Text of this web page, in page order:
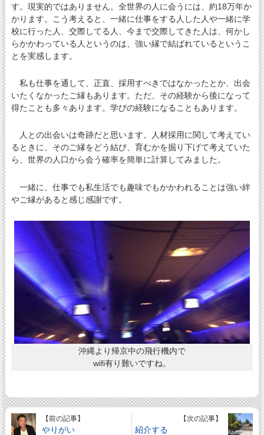
す。現実的ではありません。全世界の人に会うには、約18万年か
かります。こう考えると、一緒に仕事をする人した人や一緒に学
校に行った人、交際してる人、今まで交際してきた人は、何かし
らかかわっている人というのは、強い縁で結ばれているというこ
とを実感します。
私も仕事を通して、正直、採用すべきではなかったとか、出会
いたくなかったご縁もあります。ただ、その経験から後になって
得たことも多々あります。学びの経験になることもあります。
人との出会いは奇跡だと思います。人材採用に関して考えてい
るときに、そのご縁をどう結び、育むかを掘り下げて考えていた
ら、世界の人口から会う確率を簡単に計算してみました。
一緒に、仕事でも私生活でも趣味でもかかわれることは強い絆
やご縁があると感じ感謝です。
沖縄より帰京中の飛行機内で
wifi有り難いですね。
【前の記事】
やりがい
【次の記事】
紹介する